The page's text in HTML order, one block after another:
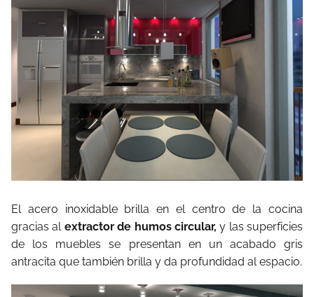
El acero inoxidable brilla en el centro de la cocina
gracias alextractor de humos circular, y las superficies
de los muebles se presentan en un acabado gris
antracita que también brilla y da profundidad al espacio.